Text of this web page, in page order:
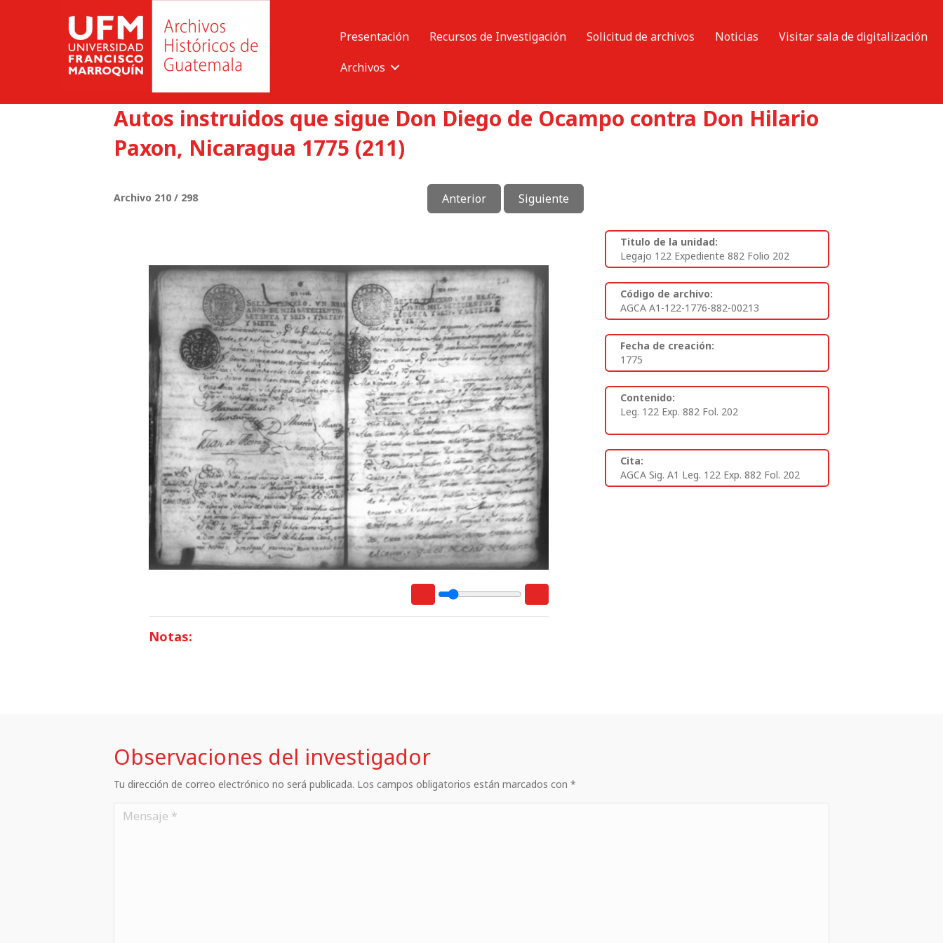
Presentación Recursos de Investigación Solicitud de archivos Noticias
Visitar sala de digitalización
Archivos
Autos instruidos que sigue Don Diego de Ocampo contra Don Hilario
Paxon, Nicaragua 1775 (211)
Archivo 210 / 298 Anterior Siguiente
Notas:
Titulo de la unidad:
Legajo 122 Expediente 882 Folio 202
Código de archivo:
AGCA A1-122-1776-882-00213
Fecha de creación:
1775
Contenido:
Leg. 122 Exp. 882 Fol. 202
Cita:
AGCA Sig. A1 Leg. 122 Exp. 882 Fol. 202
Observaciones del investigador
Tu dirección de correo electrónico no será publicada. Los campos obligatorios están marcados con *